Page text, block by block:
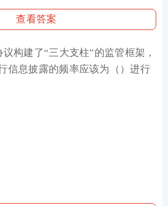
查看答案
构建了“三大支柱”的监管框架，
信息披露的频率应该为（）进行